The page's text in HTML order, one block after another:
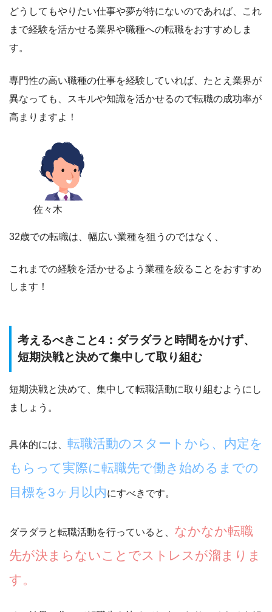
どうしてもやりたい仕事や夢が特にないのであれば、
これ
まで経験を活かせる業界や職種への転職をおすすめ しま
す。
専門性の高い職種の仕事を経験していれば、たとえ業界が
異なっても、スキルや知識を活かせるので転職の成功率が
高まりますよ！
佐々木
32歳での転職は、幅広い業種を狙うのではなく、
これまでの経験を活かせるよう業種を絞ることをおすすめ
します！
考えるべきこと4：ダラダラと時間をかけず、
短期決戦と決めて集中して取り組む
短期決戦と決めて、集中して転職活動に取り組むようにし
ましょう。
具体的には、 転職活動のスタートから、内定を
もらって実際に転職先で働き始めるまでの
目標を3ヶ月以内にすべきです。
ダラダラと転職活動を行っていると、 なかなか転職
先が決まらないことでストレスが溜まりま
す。